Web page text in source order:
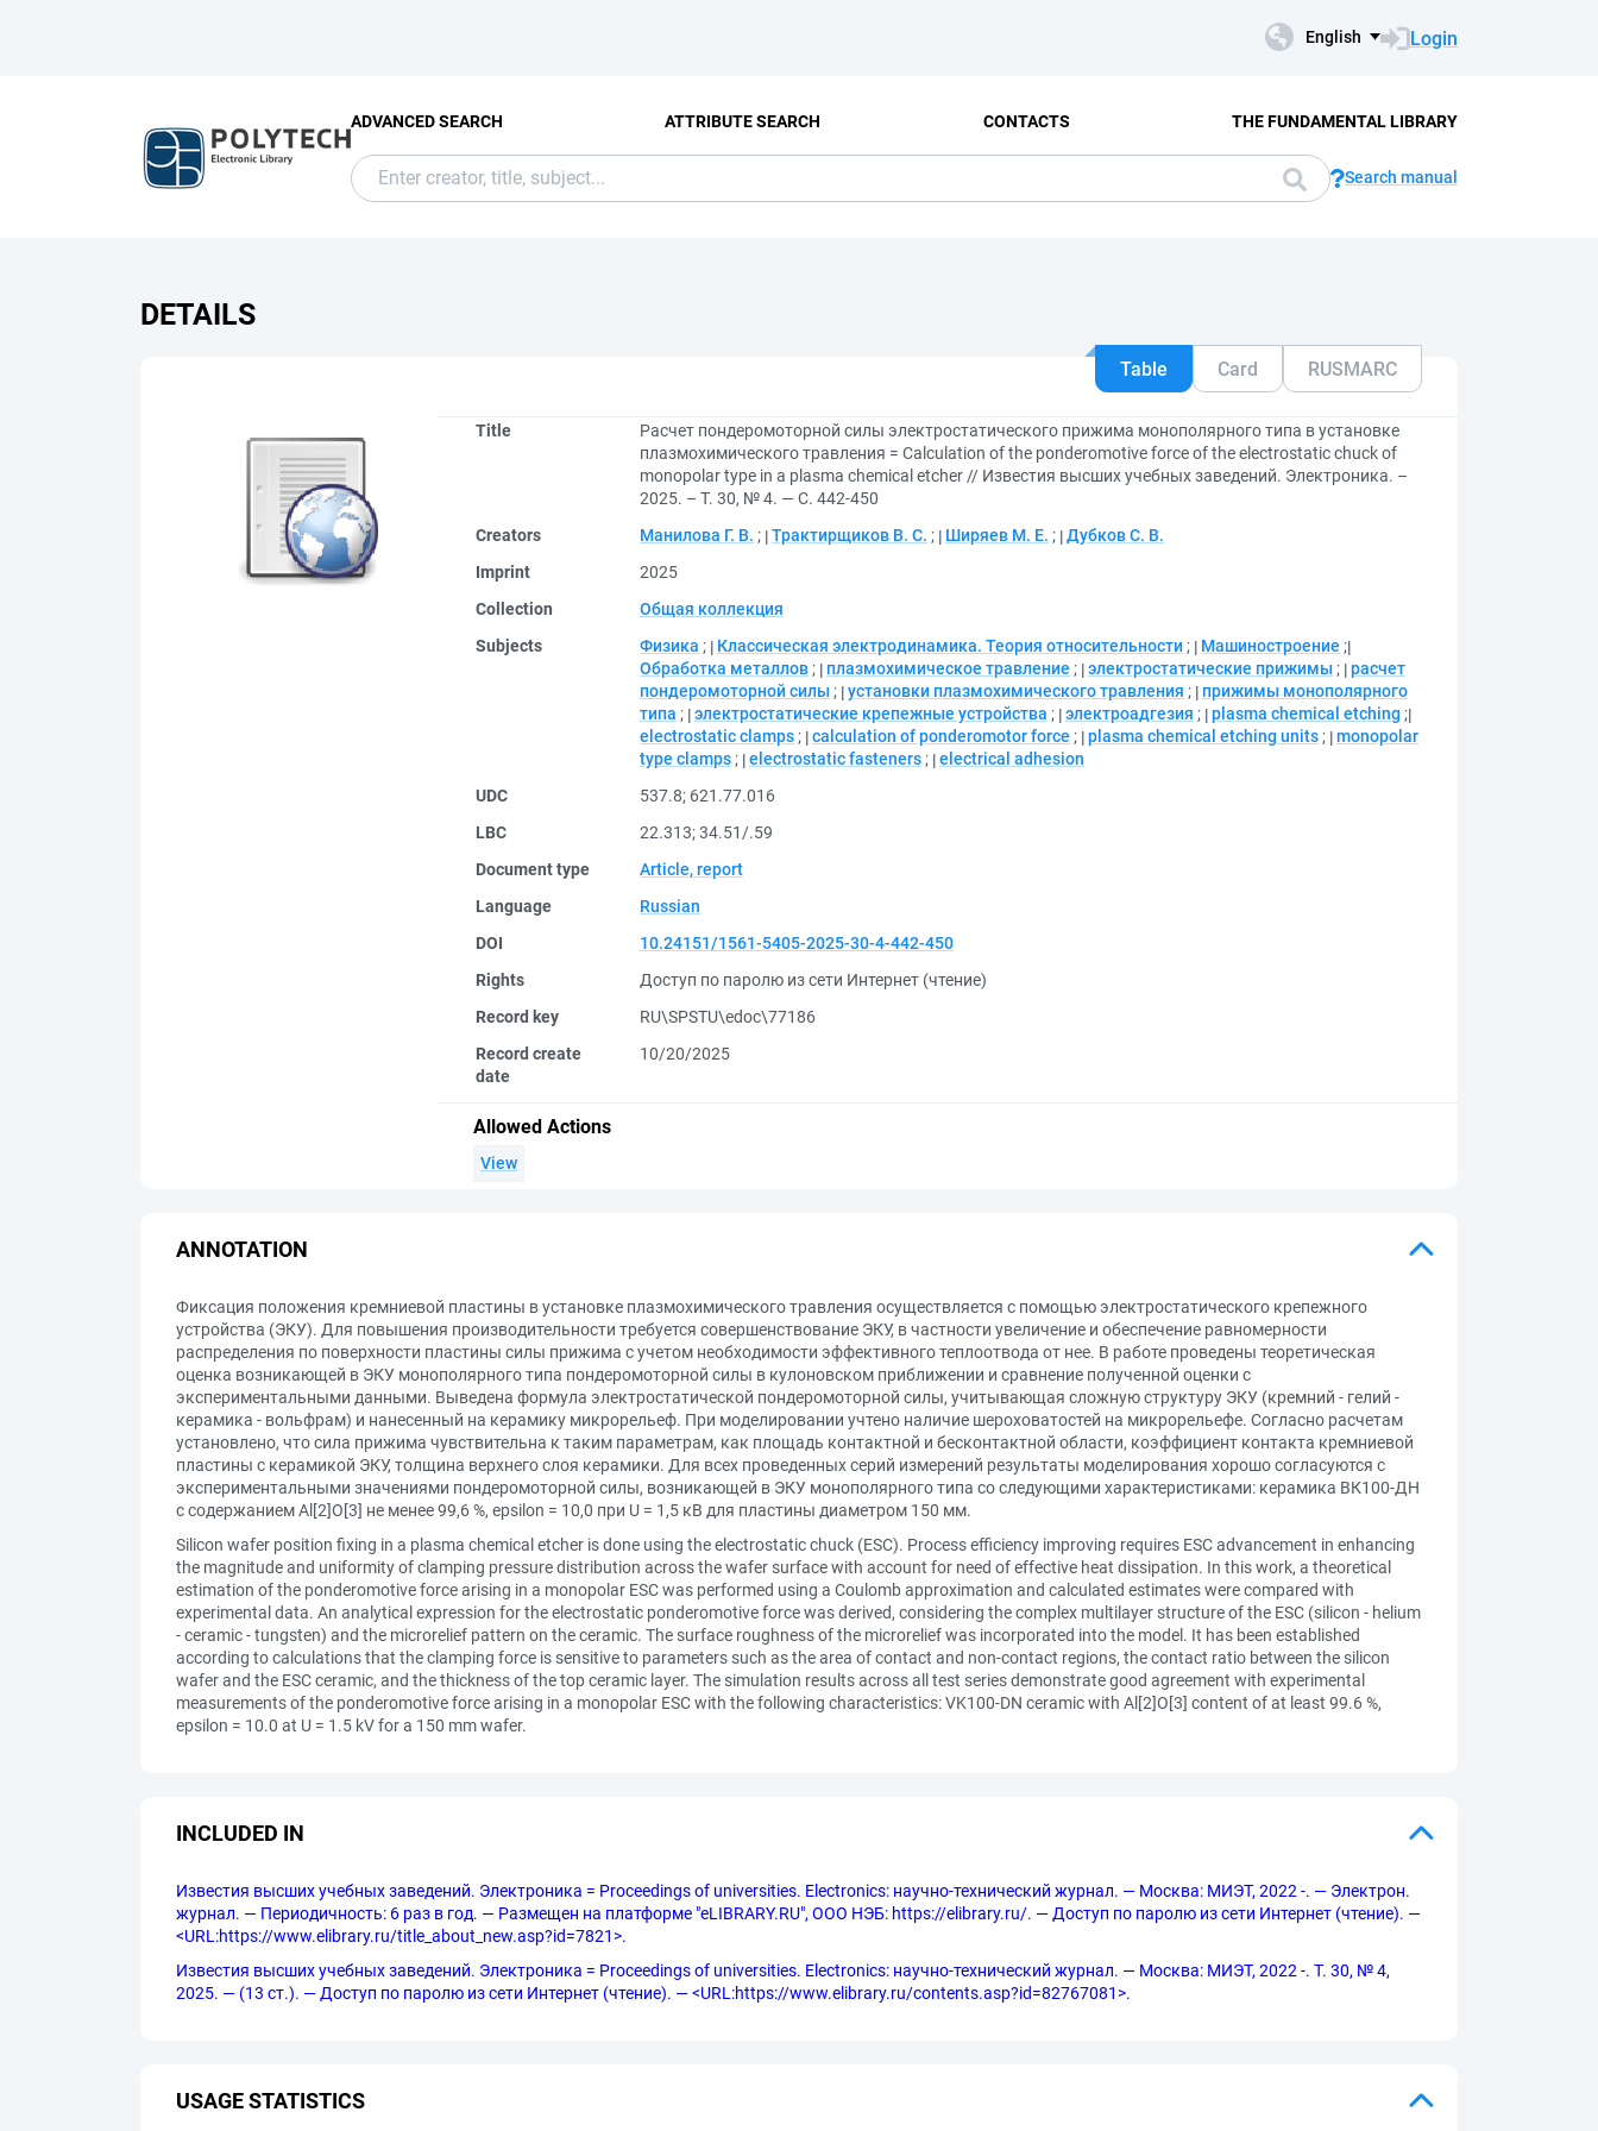
English Login
ADVANCED SEARCH ATTRIBUTE SEARCH CONTACTS THE FUNDAMENTAL LIBRARY
Search manual
DETAILS
Table Card RUSMARC
Title
Расчет пондеромоторной силы электростатического прижима монополярного типа в установке
плазмохимического травления = Calculation of the ponderomotive force of the electrostatic chuck of
monopolar type in a plasma chemical etcher // Известия высших учебных заведений. Электроника. –
2025. – Т. 30, № 4. — С. 442-450
Creators
Манилова Г. В. ; Трактирщиков В. С. ; Ширяев М. Е. ; Дубков С. В.
Imprint
2025
Collection
Общая коллекция
Subjects
Физика ; Классическая электродинамика. Теория относительности ; Машиностроение ;
Обработка металлов ; плазмохимическое травление ; электростатические прижимы ; расчет
пондеромоторной силы ; установки плазмохимического травления ;
прижимы монополярного
типа ; электростатические крепежные устройства ; электроадгезия ; plasma chemical etching ;
electrostatic clamps ; calculation of ponderomotor force ; plasma chemical etching units ; monopolar
type clamps ; electrostatic fasteners ; electrical adhesion
UDC
537.8; 621.77.016
LBC
22.313;34.51/.59
Document type
Article, report
Language
Russian
DOI
10.24151/1561-5405-2025-30-4-442-450
Rights
Доступ по паролю из сети Интернет (чтение)
Record key
RU\SPSTU\edoc\77186
Record create
date
10/20/2025
Allowed Actions
View
ANNOTATION
Фиксация положения кремниевой пластины в установке плазмохимического травления осуществляется с помощью электростатического крепежного
устройства (ЭКУ). Для повышения производительности требуется совершенствование ЭКУ, в частности увеличение и обеспечение равномерности
распределения по поверхности пластины силы прижима с учетом необходимости эффективного теплоотвода от нее. В работе проведены теоретическая
оценка возникающей в ЭКУ монополярного типа пондеромоторной силы в кулоновском приближении и сравнение полученной оценки с
экспериментальными данными. Выведена формула электростатической пондеромоторной силы, учитывающая сложную структуру ЭКУ (кремний - гелий -
керамика - вольфрам) и нанесенный на керамику микрорельеф. При моделировании учтено наличие шероховатостей на микрорельефе. Согласно расчетам
установлено, что сила прижима чувствительна к таким параметрам, как площадь контактной и бесконтактной области, коэффициент контакта кремниевой
пластины с керамикой ЭКУ, толщина верхнего слоя керамики. Для всех проведенных серий измерений результаты моделирования хорошо согласуются с
экспериментальными значениями пондеромоторной силы, возникающей в ЭКУ монополярного типа со следующими характеристиками: керамика ВК100-ДН
с содержанием Al[2]O[3] не менее 99,6 %, epsilon = 10,0 при U = 1,5 кВ для пластины диаметром 150 мм.
Silicon wafer position fixing in a plasma chemical etcher is done using the electrostatic chuck (ESC). Process efficiency improving requires ESC advancement in enhancing
the magnitude and uniformity of clamping pressure distribution across the wafer surface with account for need of effective heat dissipation. In this work, a theoretical
estimation of the ponderomotive force arising in a monopolar ESC was performed using a Coulomb approximation and calculated estimates were compared with
experimental data. An analytical expression for the electrostatic ponderomotive force was derived, considering the complex multilayer structure of the ESC (silicon - helium
- ceramic - tungsten) and the microrelief pattern on the ceramic. The surface roughness of the microrelief was incorporated into the model. It has been established
according to calculations that the clamping force is sensitive to parameters such as the area of contact and non-contact regions, the contact ratio between the silicon
wafer and the ESC ceramic, and the thickness of the top ceramic layer. The simulation results across all test series demonstrate good agreement with experimental
measurements of the ponderomotive force arising in a monopolar ESC with the following characteristics: VK100-DN ceramic with Al[2]O[3] content of at least 99.6 %,
epsilon = 10.0 at U = 1.5 kV for a 150 mm wafer.
INCLUDED IN
Известия высших учебных заведений. Электроника = Proceedings of universities. Electronics: научно-технический журнал. — Москва: МИЭТ, 2022 -. — Электрон.
журнал. — Периодичность: 6 раз в год. — Размещен на платформе "eLIBRARY.RU", ООО НЭБ: https://elibrary.ru/. — Доступ по паролю из сети Интернет (чтение). —
<URL:https://www.elibrary.ru/title_about_new.asp?id=7821>.
Известия высших учебных заведений. Электроника = Proceedings of universities. Electronics: научно-технический журнал. — Москва: МИЭТ, 2022 -. Т. 30, № 4,
2025. — (13 ст.). — Доступ по паролю из сети Интернет (чтение). — <URL:https://www.elibrary.ru/contents.asp?id=82767081>.
USAGE STATISTICS